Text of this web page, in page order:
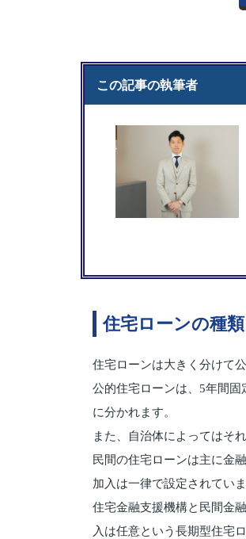
この記事の執筆者
住宅ローンの種
住宅ローンは大きく分けて
公的住宅ローンは、5年間
に分かれます。
また、自治体によってはそ
民間の住宅ローンは主に金
加入は一律で設定されていま
住宅金融支援機構と民間金
入は任意という長期型住宅